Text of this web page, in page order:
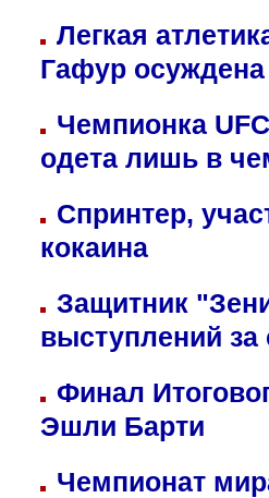
Легкая
Гафур осуждена
Чемпионка
одета лишь в
Спринтер,
кокаина
Защитник
выступлений
Финал
Эшли Барти
Чемпионат